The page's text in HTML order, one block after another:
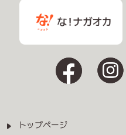
トップページ